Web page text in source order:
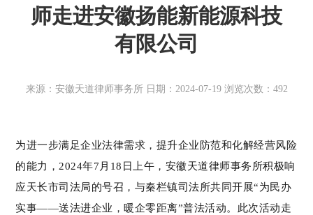
师走进安徽扬能新能源科技
有限公司
来源：安徽天道律师事务所 日期：2024-07-19 浏览次数：492
为进一步满足企业法律需求，提升企业防范和化解经营风险
的能力，2024年7月18日上午，安徽天道律师事务所积极响
应天长市司法局的号召，与秦栏镇司法所共同开展“为民办
实事——送法进企业，暖企零距离”普法活动。此次活动走